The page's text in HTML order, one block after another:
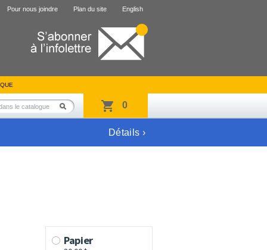
Pour nous joindre Plan du site English
0
Détails ›